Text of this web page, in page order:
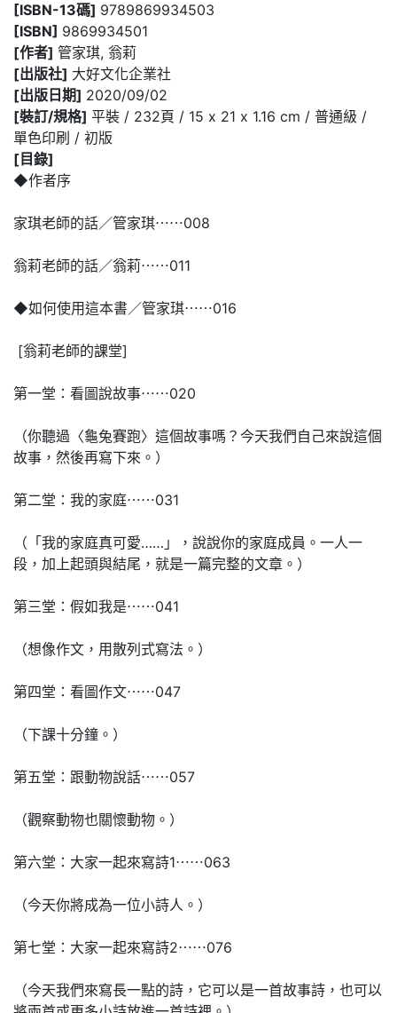
[ISBN-13碼] 9789869934503
[ISBN] 9869934501
[作者] 管家琪, 翁莉
[出版社] 大好文化企業社
[出版日期] 2020/09/02
[裝訂/規格] 平裝 / 232頁 / 15 x 21 x 1.16 cm / 普通級 /
單色印刷 / 初版
[目錄]
◆作者序
家琪老師的話／管家琪⋯⋯008
翁莉老師的話／翁莉⋯⋯011
◆如何使用這本書／管家琪⋯⋯016
[翁莉老師的課堂]
第一堂：看圖說故事⋯⋯020
（你聽過〈龜兔賽跑〉這個故事嗎？今天我們自己來說這個
故事，然後再寫下來。）
第二堂：我的家庭⋯⋯031
（「我的家庭真可愛……」，說說你的家庭成員。一人一
段，加上起頭與結尾，就是一篇完整的文章。）
第三堂：假如我是⋯⋯041
（想像作文，用散列式寫法。）
第四堂：看圖作文⋯⋯047
（下課十分鐘。）
第五堂：跟動物說話⋯⋯057
（觀察動物也關懷動物。）
第六堂：大家一起來寫詩1⋯⋯063
（今天你將成為一位小詩人。）
第七堂：大家一起來寫詩2⋯⋯076
（今天我們來寫長一點的詩，它可以是一首故事詩，也可以